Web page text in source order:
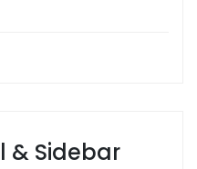
& Sidebar